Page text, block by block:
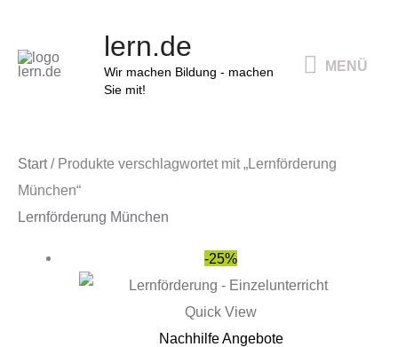
springen
lern.de
Wir machen Bildung - machen
Sie mit!
MENÜ
Start/ Produkte verschlagwortet mit „Lernförderung
München“
Lernförderung München
-25%
Quick View
Nachhilfe Angebote
Ursprünglicher
Preis
war:
79,00 €
Preis
59,00 €.